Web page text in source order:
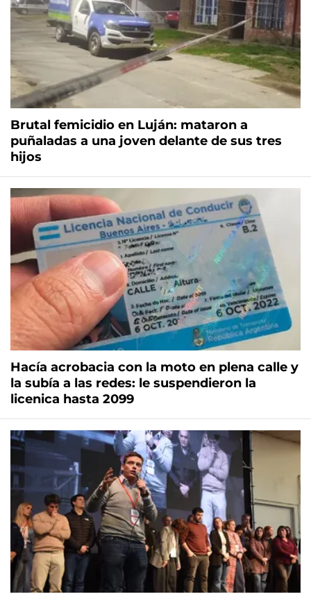
Brutal femicidio en Luján: mataron a
puñaladas a una joven delante de sus tres
hijos
Hacía acrobacia con la moto en plena calle y
la subía a las redes: le suspendieron la
licenica hasta 2099